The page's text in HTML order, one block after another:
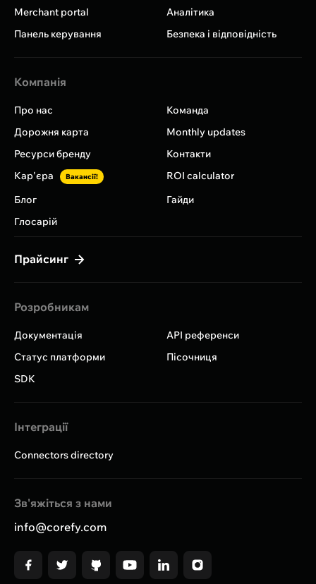
Merchant portal
Аналітика
Панель керування
Безпека і відповідність
Компанія
Про нас
Команда
Дорожня карта
Monthly updates
Ресурси бренду
Контакти
Кар'єра
Вакансії!
ROI calculator
Блог
Гайди
Глосарій
Прайсинг
Розробникам
Документація
API референси
Статус платформи
Пісочниця
SDK
Інтеграції
Connectors directory
Зв'яжіться з нами
info@corefy.com